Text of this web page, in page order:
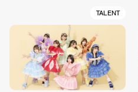
TALENT